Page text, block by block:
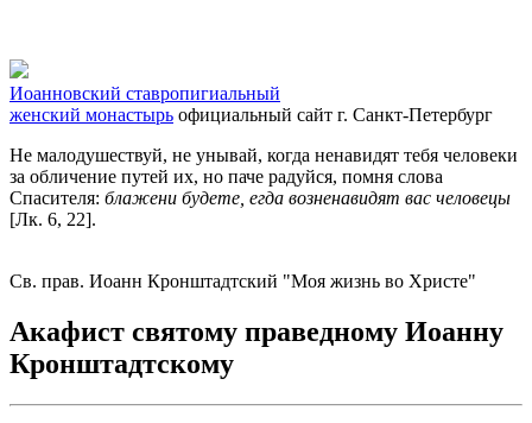
Иоанновский ставропигиальный
женский монастырь официальный сайт г. Санкт-Петербург
Не малодушествуй, не унывай, когда ненавидят тебя человеки
за обличение путей их, но паче радуйся, помня слова
Спасителя: блажени будете, егда возненавидят вас человецы
[Лк. 6, 22].
Св. прав. Иоанн Кронштадтский "Моя жизнь во Христе"
Акафист святому праведному Иоанну
Кронштадтскому